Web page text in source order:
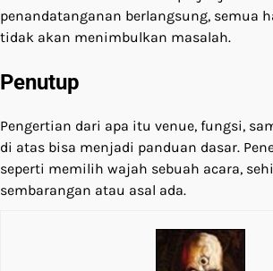
penandatanganan berlangsung, semua
tidak akan menimbulkan masalah.
Penutup
Pengertian dari apa itu venue, fungsi,
di atas bisa menjadi panduan dasar.
seperti memilih wajah sebuah acara,
sembarangan atau asal ada.